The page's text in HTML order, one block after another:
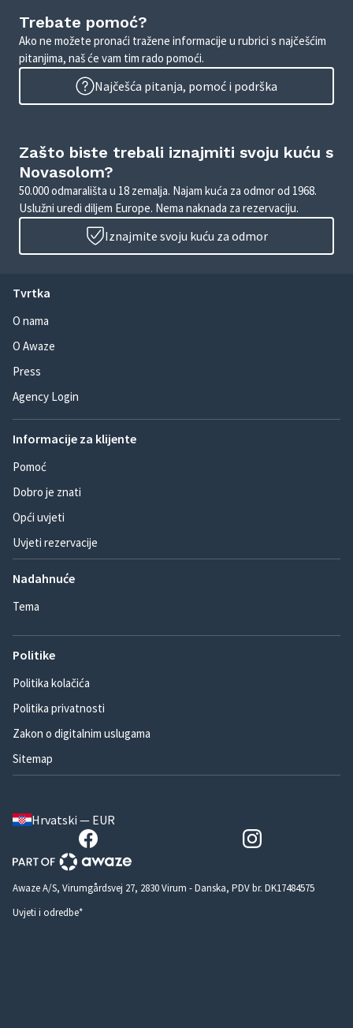
Trebate pomoć?
Ako ne možete pronaći tražene informacije u rubrici s najčešćim
pitanjima, naš će vam tim rado pomoći.
Najčešća pitanja, pomoć i podrška
Zašto biste trebali iznajmiti svoju kuću s
Novasolom?
50.000 odmarališta u 18 zemalja. Najam kuća za odmor od 1968.
Uslužni uredi diljem Europe. Nema naknada za rezervaciju.
Iznajmite svoju kuću za odmor
Tvrtka
O nama
O Awaze
Press
Agency Login
Informacije za klijente
Pomoć
Dobro je znati
Opći uvjeti
Uvjeti rezervacije
Nadahnuće
Tema
Politike
Politika kolačića
Politika privatnosti
Zakon o digitalnim uslugama
Sitemap
Hrvatski — EUR
Awaze A/S, Virumgårdsvej 27, 2830 Virum - Danska, PDV br. DK17484575
Uvjeti i odredbe*